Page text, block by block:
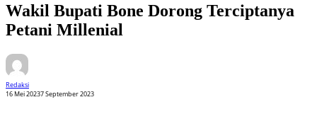
Wakil Bupati Bone Dorong Terciptanya
Petani Millenial
Redaksi
16 Mei 20237 September 2023